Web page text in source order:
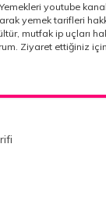
youtube
yemek tarifleri
mutfak ip uçları
Ziyaret ettiğiniz